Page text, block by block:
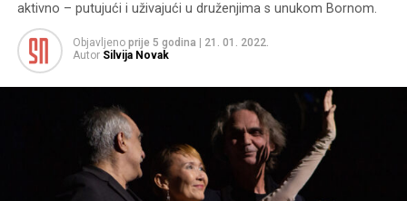
aktivno – putujući i uživajući u druženjima s unukom Bornom.
Objavljeno prije 5 godina
21. 01. 2022.
Autor Silvija Novak